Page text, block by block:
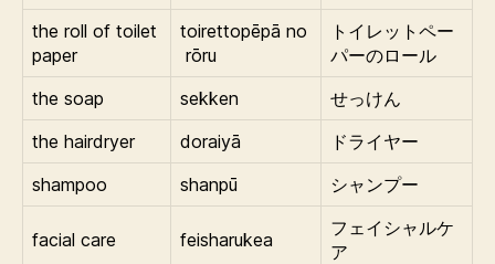
the roll of toilet
paper
toirettopēpā no
rōru
トイレットペー
パーのロール
the soap
sekken
せっけん
the hairdryer
doraiyā
ドライヤー
shampoo
shanpū シャンプー
facial care feisharukea
フェイシャルケ
ア